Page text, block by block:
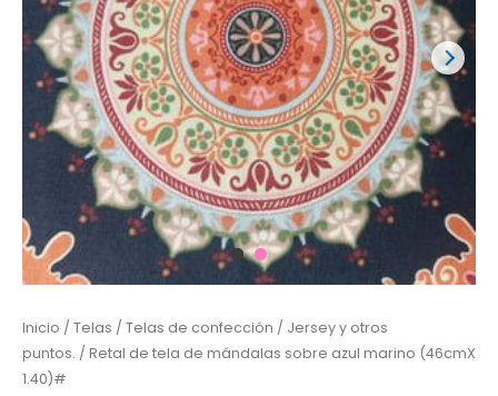
Inicio / Telas / Telas de confección / Jersey y otros
puntos. / Retal de tela de mándalas sobre azul marino (46cmX
1.40)#